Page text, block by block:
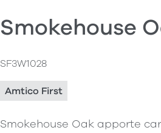
Smokehouse
SF3W1028
Amtico First
Smokehouse Oak apporte